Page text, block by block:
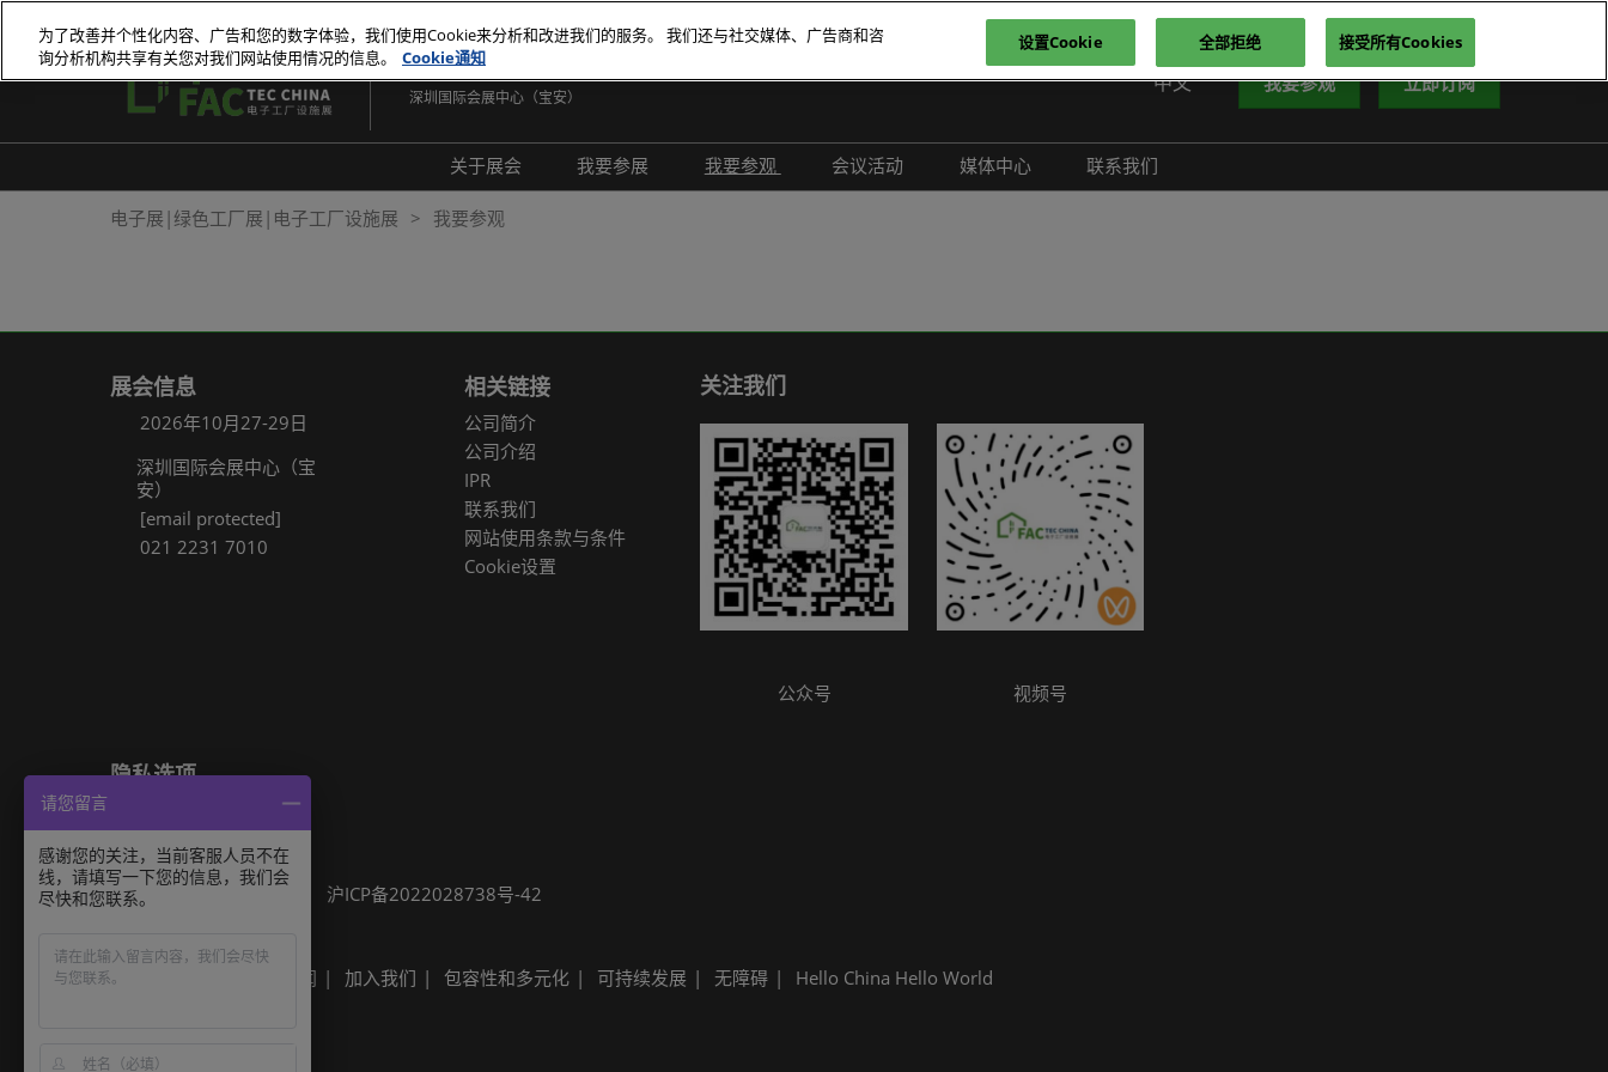
接
跳
容
2026年10月27-29日
深圳国际会展中心（宝安）
中文
English
Tiếng Việt
我要参观 立即订阅
关于展会
展会介绍
我要参展
商务配对
我要参观
组团参观
观众增值服务
智慧会刊
展商名录
展品名录
参观指南
会议活动
行业活动
媒体中心
合作媒体
联系我们
电子展|绿色工厂展|电子工厂设施展 我要参观
展会信息
2026年10月27-29日
深圳国际会展中心（宝
安）
[email protected]
021 2231 7010
相关链接
公司简介
公司介绍
IPR
联系我们
网站使用条款与条件
Cookie设置
关注我们
公众号 视频号
隐私选项
Cookie政策
展会信息
可持续发展 沪ICP备2022028738号-42
Built by RX
其他励展展会 励展新闻 加入我们 包容性和多元化 可持续发展 无障碍 Hello China Hello World
请您留言
感谢您的关注，当前客服人员不在
线，请填写一下您的信息，我们会
尽快和您联系。
为了改善并个性化内容、广告和您的数字体验，我们使用Cookie来分析和改进我们的服务。 我们还与社交媒体、广告商和咨
询分析机构共享有关您对我们网站使用情况的信息。
Cookie通知
设置Cookie 全部拒绝 接受所有Cookies